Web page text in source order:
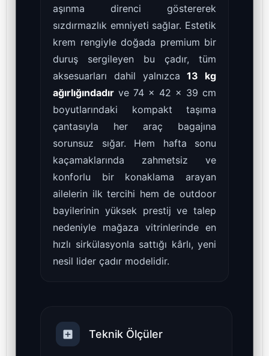
aşınma direnci göstererek
sızdırmazlık emniyeti sağlar. Estetik
krem rengiyle doğada premium bir
duruş sergileyen bu çadır, tüm
aksesuarları dahil yalnızca13 kg
ağırlığındadır ve 74 x 42 x 39 cm
boyutlarındaki kompakt taşıma
çantasıyla her araç bagajına
sorunsuz sığar. Hem hafta sonu
kaçamaklarında zahmetsiz ve
konforlu bir konaklama arayan
ailelerin ilk tercihi hem de outdoor
bayilerinin yüksek prestij ve talep
nedeniyle mağaza vitrinlerinde en
hızlı sirkülasyonla sattığı kârlı, yeni
nesil lider çadır modelidir.
Teknik Ölçüler